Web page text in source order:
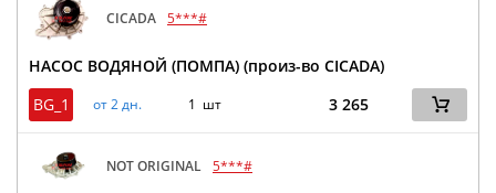
CICADA 5***#
НАСОС ВОДЯНОЙ (ПОМПА) (произ-во CICADA)
BG_1
от 2 дн. 1 шт 3 265
NOT ORIGINAL 5***#